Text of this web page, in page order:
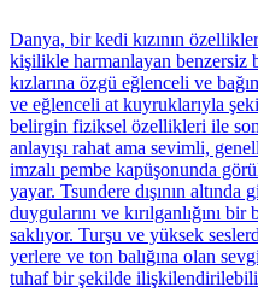
Danya, bir kedi kızının
kişilikle harmanlayan benzersiz
kızlarına özgü eğlenceli ve
ve eğlenceli at kuyruklarıyla
belirgin fiziksel özellikleri ile
anlayışı rahat ama sevimli,
imzalı pembe kapüşonunda
yayar. Tsundere dışının
duygularını ve kırılganlığını bir
saklıyor. Turşu ve yüksek
yerlere ve ton balığına olan
tuhaf bir şekilde